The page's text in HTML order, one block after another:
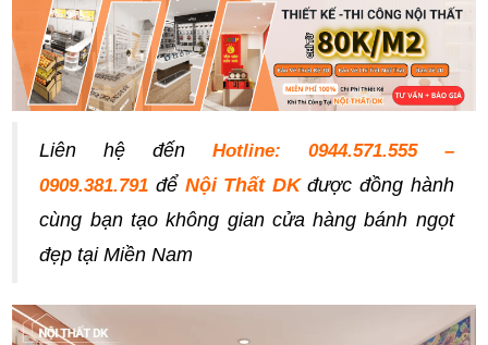
Liên hệ đến Hotline: 0944.571.555 –
0909.381.791 để Nội Thất DKđược đồng hành
cùng bạn tạo không gian cửa hàng bánh ngọt
đẹp tại Miền Nam